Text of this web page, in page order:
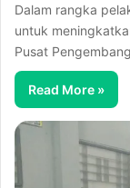
Dalam rangka
untuk
Pusat
Read More »